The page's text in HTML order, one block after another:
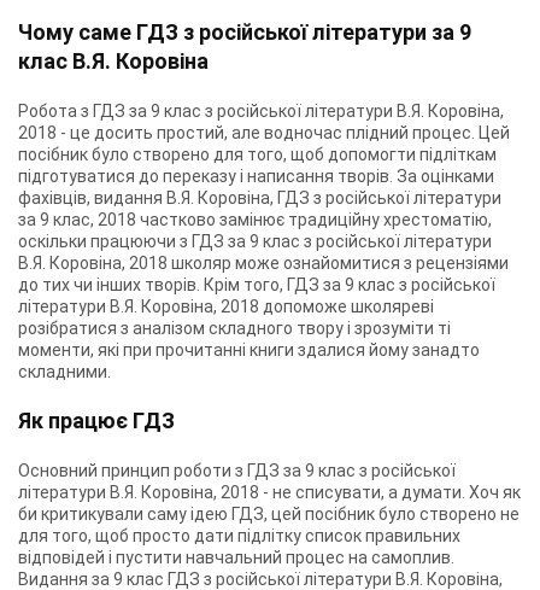
Чому саме ГДЗ з російської літератури за 9
клас В.Я. Коровіна
Робота з ГДЗ за 9 клас з російської літератури В.Я. Коровіна,
2018 - це досить простий, але водночас плідний процес. Цей
посібник було створено для того, щоб допомогти підліткам
підготуватися до переказу і написання творів. За оцінками
фахівців, видання В.Я. Коровіна, ГДЗ з російської літератури
за 9 клас, 2018 частково замінює традиційну хрестоматію,
оскільки працюючи з ГДЗ за 9 клас з російської літератури
В.Я. Коровіна, 2018 школяр може ознайомитися з рецензіями
до тих чи інших творів. Крім того, ГДЗ за 9 клас з російської
літератури В.Я. Коровіна, 2018 допоможе школяреві
розібратися з аналізом складного твору і зрозуміти ті
моменти, які при прочитанні книги здалися йому занадто
складними.
Як працює ГДЗ
Основний принцип роботи з ГДЗ за 9 клас з російської
літератури В.Я. Коровіна, 2018 - не списувати, а думати. Хоч як
би критикували саму ідею ГДЗ, цей посібник було створено не
для того, щоб просто дати підлітку список правильних
відповідей і пустити навчальний процес на самоплив.
Видання за 9 клас ГДЗ з російської літератури В.Я. Коровіна,